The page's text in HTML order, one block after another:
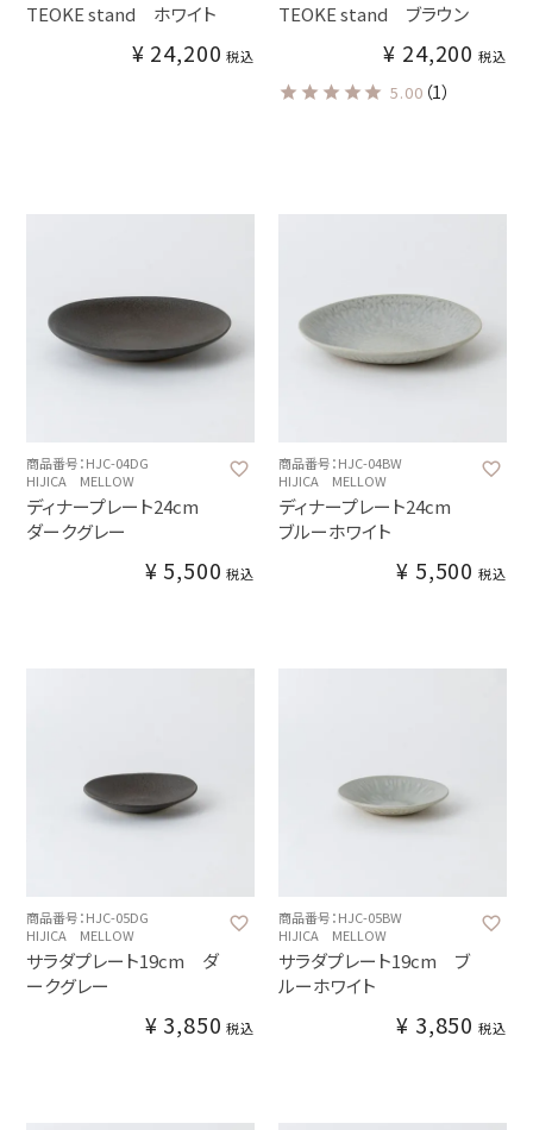
TEOKE stand ホワイト
¥ 24,200 税込
TEOKE stand ブラウン
¥ 24,200 税込
5.00 （1）
商品番号：HJC-04DG
HIJICA MELLOW
ディナープレート24cm
ダークグレー
¥ 5,500 税込
商品番号：HJC-04BW
HIJICA MELLOW
ディナープレート24cm
ブルーホワイト
¥ 5,500 税込
商品番号：HJC-05DG
HIJICA MELLOW
サラダプレート19cm ダ
ークグレー
¥ 3,850 税込
商品番号：HJC-05BW
HIJICA MELLOW
サラダプレート19cm ブ
ルーホワイト
¥ 3,850 税込